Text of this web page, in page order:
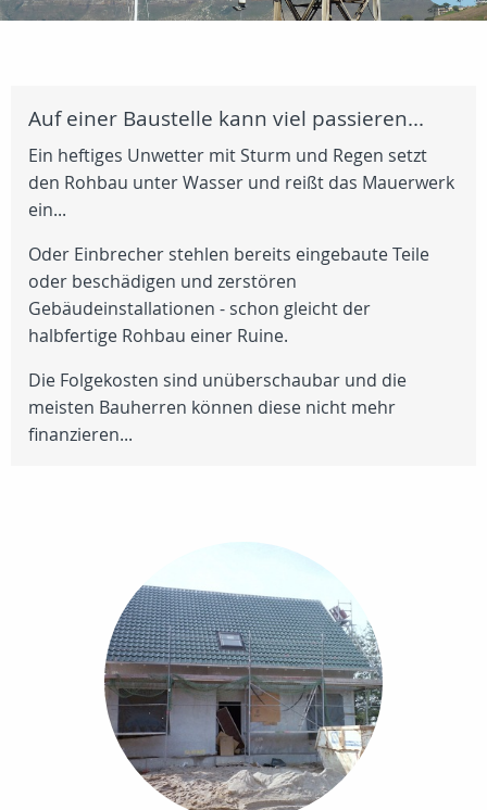
Auf einer Baustelle kann viel passieren...
Ein heftiges Unwetter mit Sturm und Regen setzt
den Rohbau unter Wasser und reißt das Mauerwerk
ein...
Oder Einbrecher stehlen bereits eingebaute Teile
oder beschädigen und zerstören
Gebäudeinstallationen - schon gleicht der
halbfertige Rohbau einer Ruine.
Die Folgekosten sind unüberschaubar und die
meisten Bauherren können diese nicht mehr
finanzieren...